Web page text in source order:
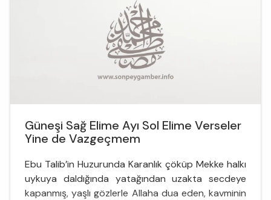
Güneşi Sağ Elime Ayı Sol Elime Verseler
Yine de Vazgeçmem
Ebu Talib’in Huzurunda Karanlık çöküp Mekke halkı
uykuya daldığında yatağından uzakta secdeye
kapanmış, yaşlı gözlerle Allaha dua eden, kavminin